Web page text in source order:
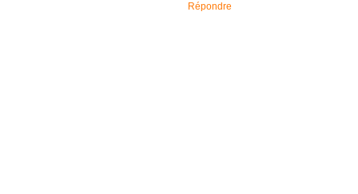
Répondre